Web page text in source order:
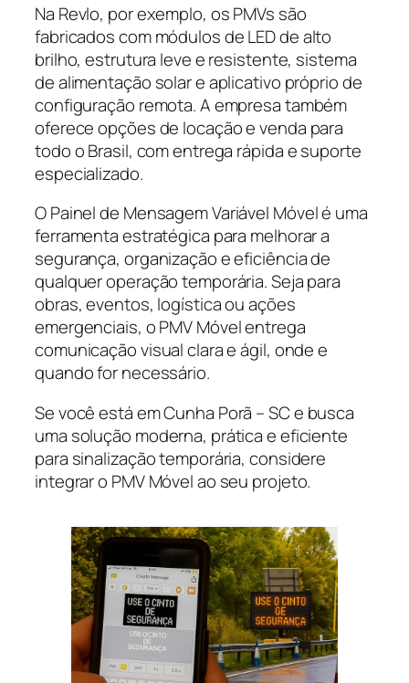
Na Revlo, por exemplo, os PMVs são
fabricados com módulos de LED de alto
brilho, estrutura leve e resistente, sistema
de alimentação solar e aplicativo próprio de
configuração remota. A empresa também
oferece opções de locação e venda para
todo o Brasil, com entrega rápida e suporte
especializado.
O Painel de Mensagem Variável Móvel é uma
ferramenta estratégica para melhorar a
segurança, organização e eficiência de
qualquer operação temporária. Seja para
obras, eventos, logística ou ações
emergenciais, o PMV Móvel entrega
comunicação visual clara e ágil, onde e
quando for necessário.
Se você está em Cunha Porã – SC e busca
uma solução moderna, prática e eficiente
para sinalização temporária, considere
integrar o PMV Móvel ao seu projeto.